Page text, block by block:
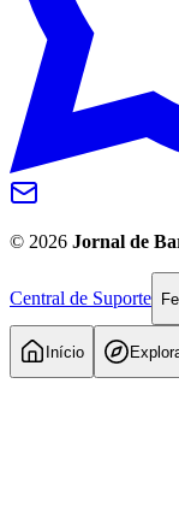
© 2026 Jornal de
Central de Suporte
Início